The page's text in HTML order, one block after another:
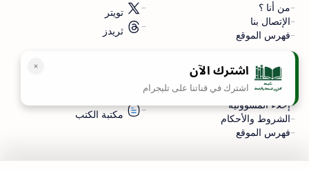
اشترك الآن
اشترك في قناتنا على تليجرام
من أنا ؟
الإتصال بنا
فهرس الموقع
تويتر
ثريدز
سياسة الخصوصية
سياسة الخصوصية
إخلاء المسؤولية
الشروط والأحكام
فهرس الموقع
مكتبة الكتب